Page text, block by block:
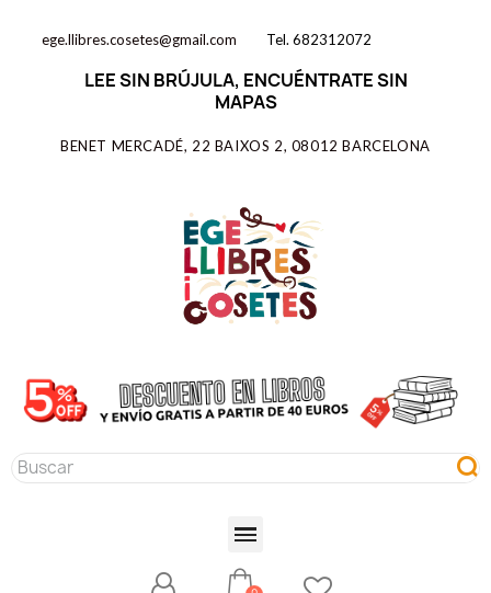
ege.llibres.cosetes@gmail.com Tel. 682312072
LEE SIN BRÚJULA, ENCUÉNTRATE SIN
MAPAS
BENET MERCADÉ, 22 BAIXOS 2, 08012 BARCELONA